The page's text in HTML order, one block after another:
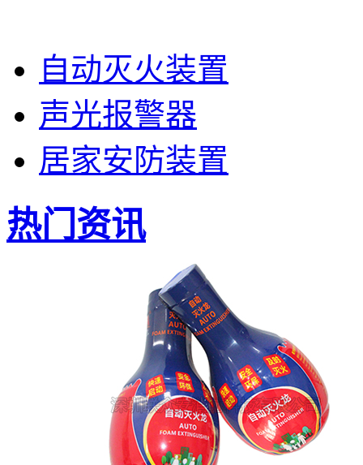
自动灭火装置
声光报警器
居家安防装置
热门资讯